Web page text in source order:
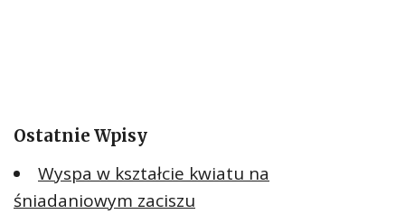
Ostatnie Wpisy
Wyspa w kształcie kwiatu na
śniadaniowym zaciszu